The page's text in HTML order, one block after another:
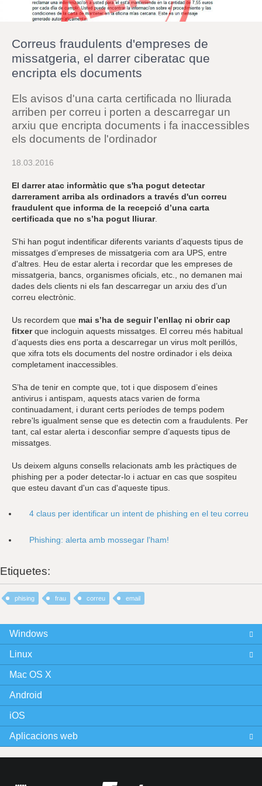
a
e
c
u
Correus fraudulents d'empreses de
missatgeria, el darrer ciberatac que
encripta els documents
Els avisos d'una carta certificada no lliurada
arriben per correu i porten a descarregar un
arxiu que encripta documents i fa inaccessibles
els documents de l'ordinador
18.03.2016
El darrer atac informàtic que s'ha pogut detectar
darrerament arriba als ordinadors a través d'un correu
fraudulent que informa de la recepció d’una carta
certificada que no s’ha pogut lliurar.
S'hi han pogut indentificar diferents variants d’aquests tipus de
missatges d’empreses de missatgeria com ara UPS, entre
d'altres. Heu de estar alerta i recordar que les empreses de
missatgeria, bancs, organismes oficials, etc., no demanen mai
dades dels clients ni els fan descarregar un arxiu des d’un
correu electrònic.
Us recordem que mai s’ha de seguir l’enllaç ni obrir cap
fitxerque incloguin aquests missatges. El correu més habitual
d’aquests dies ens porta a descarregar un virus molt perillós,
que xifra tots els documents del nostre ordinador i els deixa
completament inaccessibles.
S’ha de tenir en compte que, tot i que disposem d’eines
antivirus i antispam, aquests atacs varien de forma
continuadament, i durant certs períodes de temps podem
rebre'ls igualment sense que es detectin com a fraudulents. Per
tant, cal estar alerta i desconfiar sempre d’aquests tipus de
missatges.
Us deixem alguns consells relacionats amb les pràctiques de
phishing per a poder detectar-lo i actuar en cas que sospiteu
que esteu davant d'un cas d'aqueste tipus.
4 claus per identificar un intent de phishing en el teu correu
Phishing: alerta amb mossegar l'ham!
Etiquetes:
phising frau correu email
Windows
Linux
Mac OS X
Android
iOS
Aplicacions web